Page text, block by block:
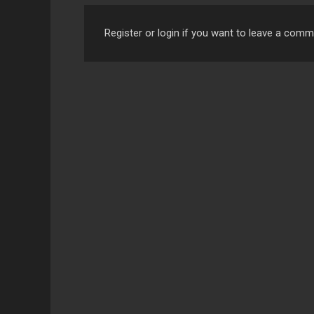
Register or login if you want to leave a